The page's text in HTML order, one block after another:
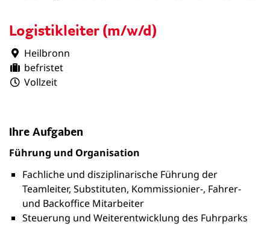
Logistikleiter (m/w/d)
Heilbronn
befristet
Vollzeit
Ihre Aufgaben
Führung und Organisation
Fachliche und disziplinarische Führung der
Teamleiter, Substituten, Kommissionier-, Fahrer-
und Backoffice Mitarbeiter
Steuerung und Weiterentwicklung des Fuhrparks